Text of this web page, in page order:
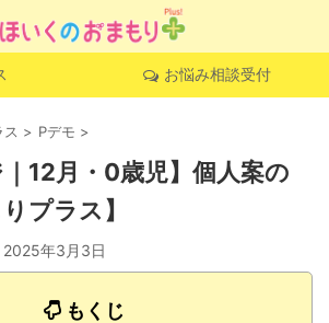
お悩み相談受付
> Pデモ >
｜12月・0歳児】個人案の
プラス】
2025年3月3日
もくじ